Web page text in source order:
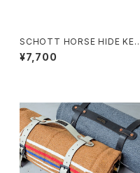
SCHOTT HORSE HIDE KEY
CASE
¥7,700